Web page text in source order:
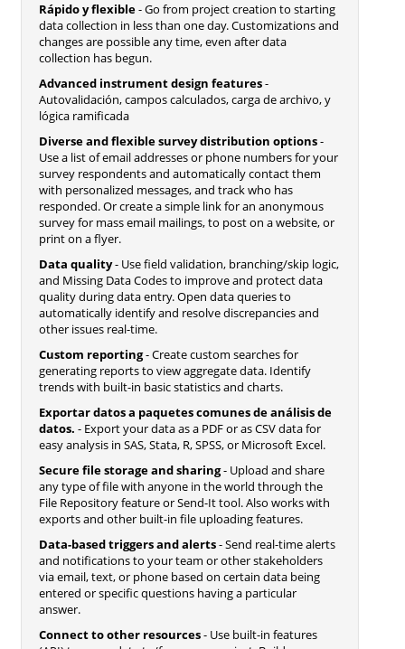
Rápido y flexible- Go from project creation to starting
data collection in less than one day. Customizations and
changes are possible any time, even after data
collection has begun.
Advanced instrument design features-
Autovalidación, campos calculados, carga de archivo, y
lógica ramificada
Diverse and flexible survey distribution options-
Use a list of email addresses or phone numbers for your
survey respondents and automatically contact them
with personalized messages, and track who has
responded. Or create a simple link for an anonymous
survey for mass email mailings, to post on a website, or
print on a flyer.
Data quality- Use field validation, branching/skip logic,
and Missing Data Codes to improve and protect data
quality during data entry. Open data queries to
automatically identify and resolve discrepancies and
other issues real-time.
Custom reporting- Create custom searches for
generating reports to view aggregate data. Identify
trends with built-in basic statistics and charts.
Exportar datos a paquetes comunes de análisis de
datos. - Export your data as a PDF or as CSV data for
easy analysis in SAS, Stata, R, SPSS, or Microsoft Excel.
Secure file storage and sharing- Upload and share
any type of file with anyone in the world through the
File Repository feature or Send-It tool. Also works with
exports and other built-in file uploading features.
Data-based triggers and alerts- Send real-time alerts
and notifications to your team or other stakeholders
via email, text, or phone based on certain data being
entered or specific questions having a particular
answer.
Connect to other resources- Use built-in features